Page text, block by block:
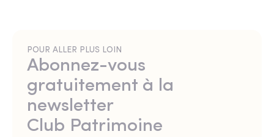
POUR ALLER PLUS LOIN
Abonnez-vous
gratuitement à la
newsletter
Club Patrimoine